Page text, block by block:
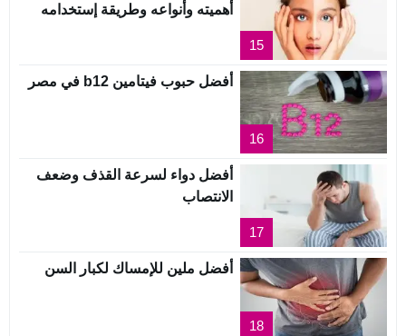
15
أهميته وأنواعه وطريقة إستخدامه
16
أفضل حبوب فيتامين b12 في مصر
17
أفضل دواء لسرعة القذف وضعف
الانتصاب
18
أفضل ملين للإمساك لكبار السن